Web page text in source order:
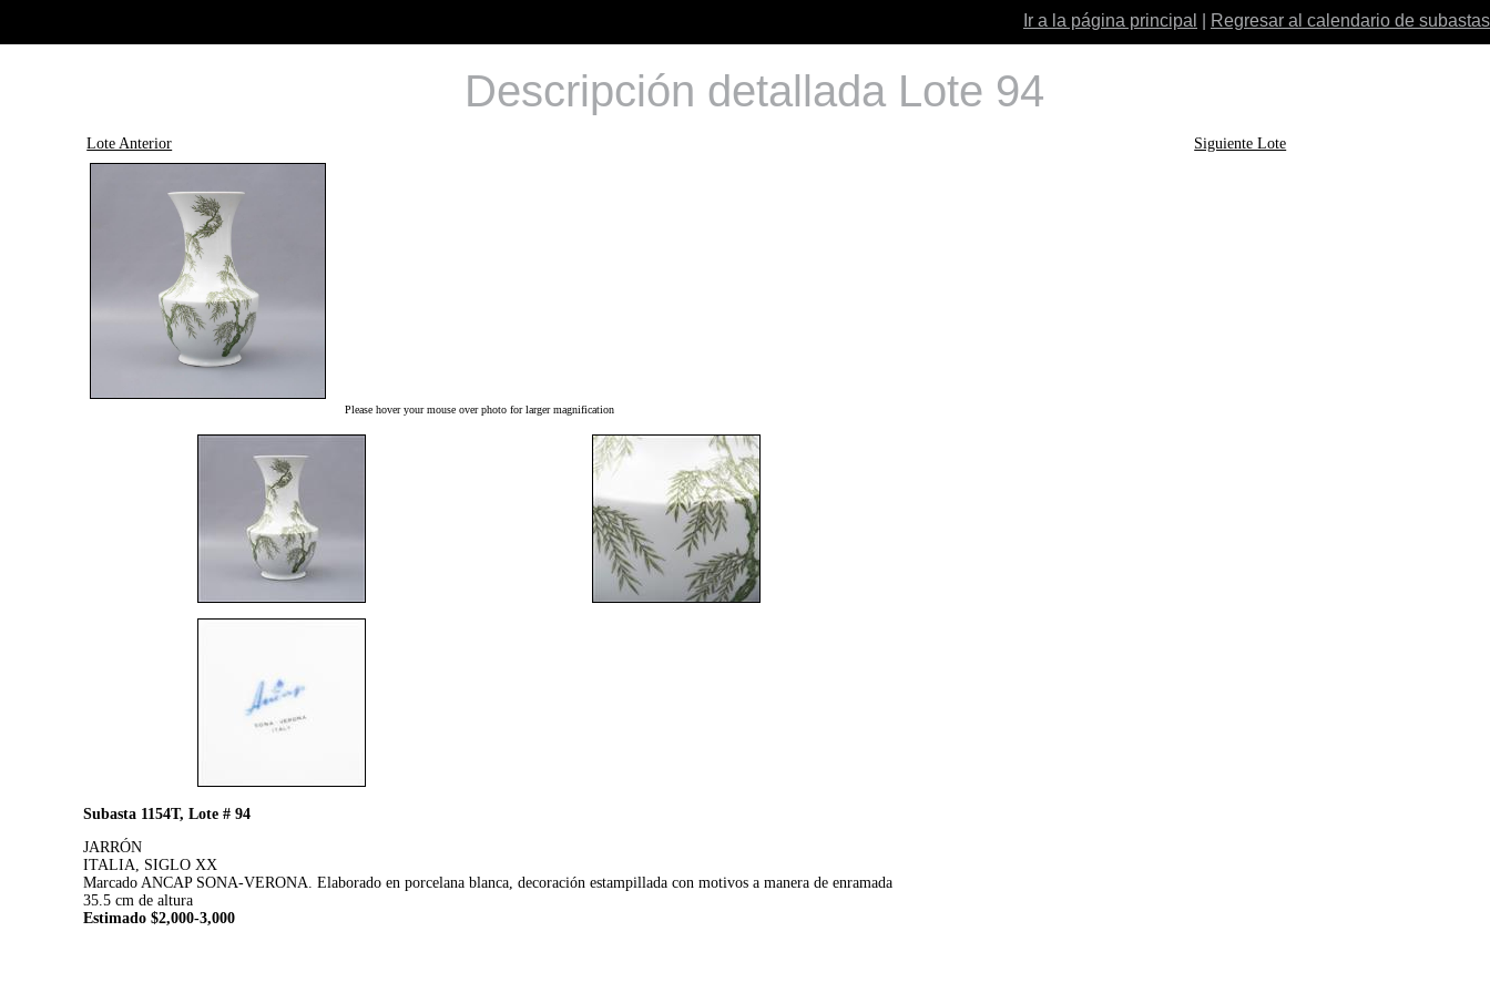
Ir a la página principal Regresar al calendario de subastas
Descripción detallada Lote 94
Lote Anterior Siguiente Lote
Please hover your mouse over photo for larger magnification
Subasta 1154T, Lote # 94
JARRÓN
ITALIA, SIGLO XX
Marcado ANCAP SONA-VERONA. Elaborado en porcelana blanca, decoración estampillada con motivos a manera de enramada
35.5 cm de altura
Estimado $2,000-3,000